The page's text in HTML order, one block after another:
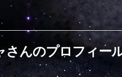
さんのプロフィー